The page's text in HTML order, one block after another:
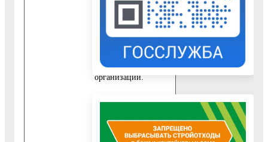
категории Заявителя
и основания для
обращения
представляется:
10.1.1. Устав
организации.
получением
Муниципальной